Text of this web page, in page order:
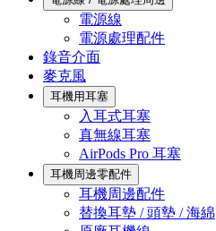
電源線
電源處理配件
錄音介面
麥克風
耳機用耳塞
入耳式耳塞
真無線耳塞
AirPods Pro 耳塞
耳機周邊零配件
耳機周邊配件
替換耳墊 / 頭墊 / 海綿